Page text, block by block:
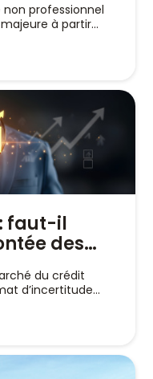
professionnel
à partir...
faut-il
des
du crédit
d’incertitude...